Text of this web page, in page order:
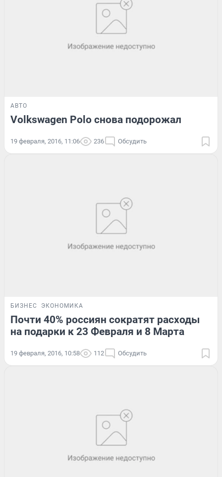
АВТО
Volkswagen Polo снова подорожал
19 февраля, 2016, 11:06 236 Обсудить
БИЗНЕС ЭКОНОМИКА
Почти 40% россиян сократят расходы
на подарки к 23 Февраля и 8 Марта
19 февраля, 2016, 10:58 112 Обсудить